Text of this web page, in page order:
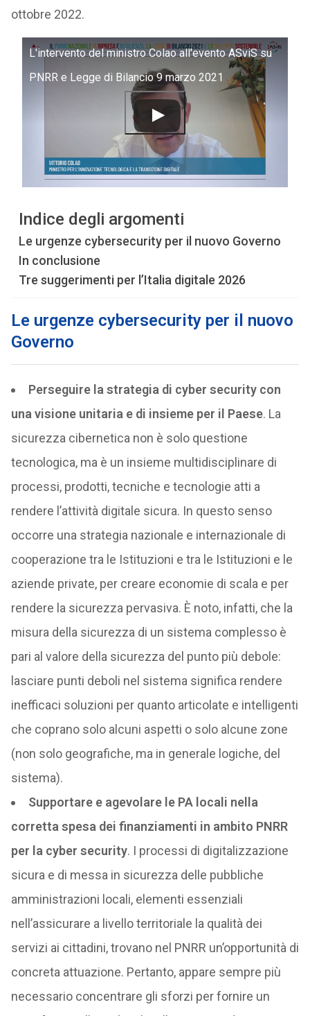
ottobre 2022.
L'intervento del ministro Colao all'evento ASviS su
PNRR e Legge di Bilancio 9 marzo 2021
Indice degli argomenti
Le urgenze cybersecurity per il nuovo Governo
In conclusione
Tre suggerimenti per l’Italia digitale 2026
Le urgenze cybersecurity per il nuovo
Governo
Perseguire la strategia di cyber security con
una visione unitaria e di insieme per il Paese. La
sicurezza cibernetica non è solo questione
tecnologica, ma è un insieme multidisciplinare di
processi, prodotti, tecniche e tecnologie atti a
rendere l’attività digitale sicura. In questo senso
occorre una strategia nazionale e internazionale di
cooperazione tra le Istituzioni e tra le Istituzioni e le
aziende private, per creare economie di scala e per
rendere la sicurezza pervasiva. È noto, infatti, che la
misura della sicurezza di un sistema complesso è
pari al valore della sicurezza del punto più debole:
lasciare punti deboli nel sistema significa rendere
inefficaci soluzioni per quanto articolate e intelligenti
che coprano solo alcuni aspetti o solo alcune zone
(non solo geografiche, ma in generale logiche, del
sistema).
Supportare e agevolare le PA locali nella
corretta spesa dei finanziamenti in ambito PNRR
per la cyber security. I processi di digitalizzazione
sicura e di messa in sicurezza delle pubbliche
amministrazioni locali, elementi essenziali
nell’assicurare a livello territoriale la qualità dei
servizi ai cittadini, trovano nel PNRR un’opportunità di
concreta attuazione. Pertanto, appare sempre più
necessario concentrare gli sforzi per fornire un